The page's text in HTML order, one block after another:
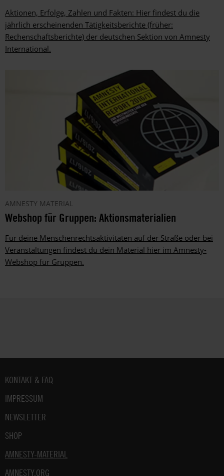
Aktionen, Erfolge, Zahlen und Fakten: Hier findest du die
jährlich erscheinenden Tätigkeitsberichte (früher:
Rechenschaftsberichte) der deutschen Sektion von Amnesty
International.
AMNESTY MATERIAL
Webshop für Gruppen: Aktionsmaterialien
Für deine Menschenrechtsaktivitäten auf der Straße oder bei
Veranstaltungen findest du dein Material hier im Amnesty-
Webshop für Gruppen.
Fußbereich
KONTAKT & FAQ
IMPRESSUM
NEWSLETTER
SHOP
AMNESTY-MATERIAL
AMNESTY.ORG